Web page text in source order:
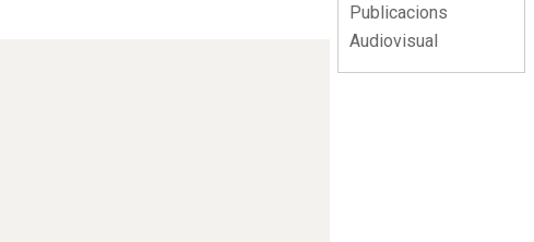
Publicacions
Audiovisual